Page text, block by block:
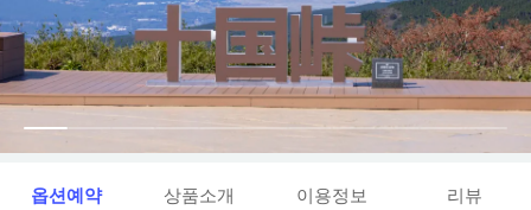
옵션예약 상품소개 이용정보 리뷰